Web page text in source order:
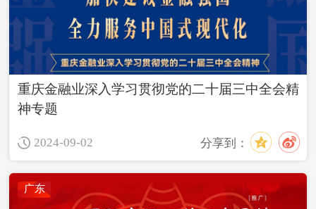
重庆金融业深入学习贯彻党的二十届三中全会精
神专题
2024-09-02 分享到：
广东